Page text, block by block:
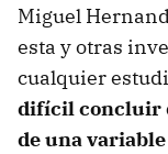
Miguel
esta y otras
cualquier
difícil concluir
de una